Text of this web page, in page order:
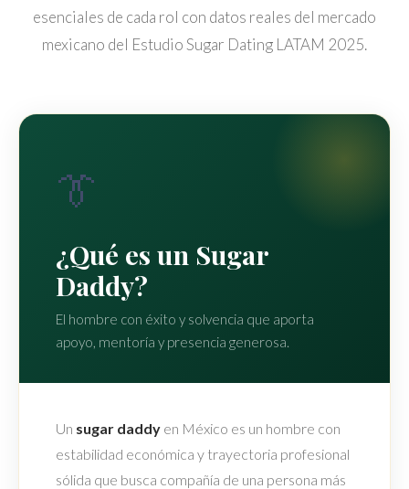
esenciales de cada rol con datos reales del mercado
mexicano del Estudio Sugar Dating LATAM 2025.
👔
¿Qué es un Sugar
Daddy?
El hombre con éxito y solvencia que aporta
apoyo, mentoría y presencia generosa.
Un sugar daddy en México es un hombre con
estabilidad económica y trayectoria profesional
sólida que busca compañía de una persona más